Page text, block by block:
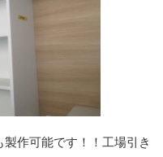
作可能です！！工場引き